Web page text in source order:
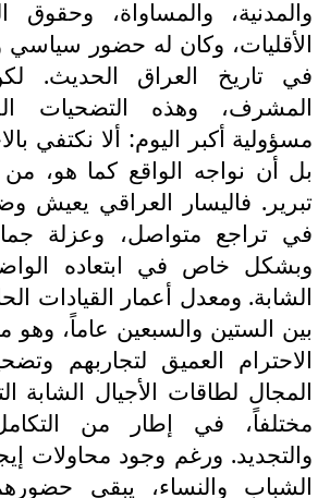
والمدنية، والمساواة، وحقوق
الأقليات، وكان له حضور سياسي
في تاريخ العراق الحديث.
المشرف، وهذه التضحيات
مسؤولية أكبر اليوم: ألا نكتفي
بل أن نواجه الواقع كما هو،
تبرير. فاليسار العراقي يعيش
في تراجع متواصل، وعزلة
وبشكل خاص في ابتعاده
الشابة. ومعدل أعمار القيادات
بين الستين والسبعين عاماً،
الاحترام العميق لتجاربهم
المجال لطاقات الأجيال الشابة
مختلفاً، في إطار من
والتجديد. ورغم وجود محاولات
الشباب والنساء، يبقى